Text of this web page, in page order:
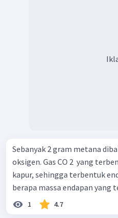
Sebanyak 2 gram metana
oksigen. Gas CO 2 ​ yang
kapur, sehingga terbentuk
berapa massa endapan yang
1 4.7